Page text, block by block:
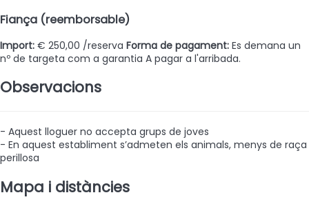
Fiança (reemborsable)
Import: € 250,00 /reserva Forma de pagament: Es demana un
nº de targeta com a garantia A pagar a l'arribada.
Observacions
- Aquest lloguer no accepta grups de joves
- En aquest establiment s’admeten els animals, menys de raça
perillosa
Mapa i distàncies